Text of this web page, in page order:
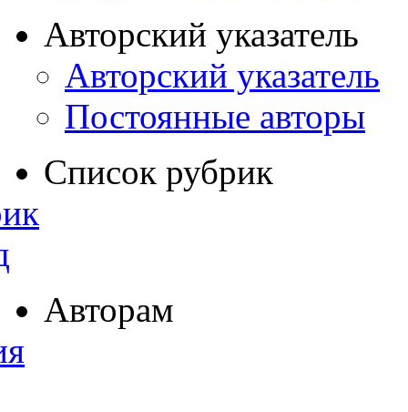
Авторский указатель
Авторский указатель
Постоянные авторы
Список рубрик
Авторам